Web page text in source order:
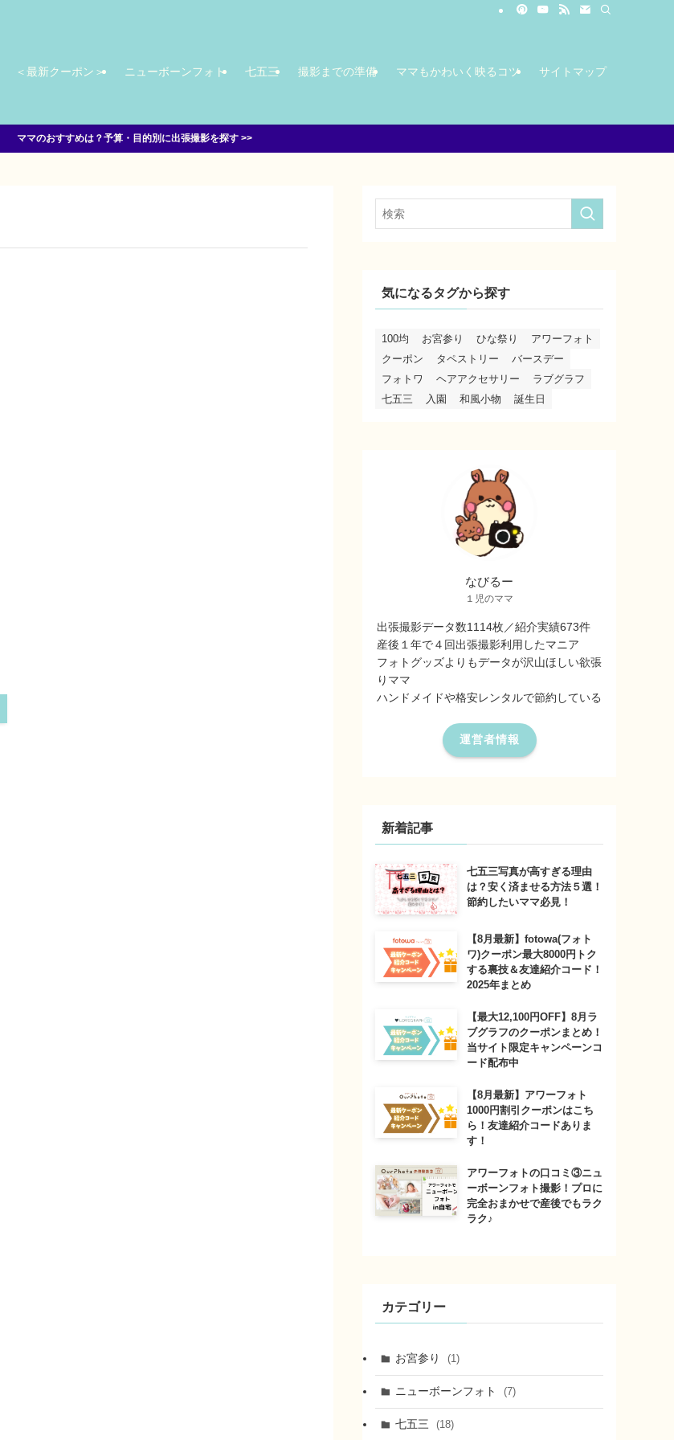
＜最新クーポン＞ ニューボーンフォト 七五三 撮影までの準備 ママもかわいく映るコツ サイトマップ
ママのおすすめは？予算・目的別に出張撮影を探す >>
気になるタグから探す
100均 お宮参り ひな祭り
アワーフォト
クーポン
タペストリー
バースデー
フォトワ
ヘアアクセサリー
ラブグラフ
七五三
入園 和風小物 誕生日
なびるー
１児のママ
出張撮影データ数1114枚／紹介実績673件
産後１年で４回出張撮影利用したマニア
フォトグッズよりもデータが沢山ほしい欲張
りママ
ハンドメイドや格安レンタルで節約している
運営者情報
新着記事
七五三写真が高すぎる理由
は？安く済ませる方法５選！
節約したいママ必見！
【8月最新】fotowa(フォト
ワ)クーポン最大8000円トク
する裏技＆友達紹介コード！
2025年まとめ
【最大12,100円OFF】8月ラ
ブグラフのクーポンまとめ！
当サイト限定キャンペーンコ
ード配布中
【8月最新】アワーフォト
1000円割引クーポンはこち
ら！友達紹介コードありま
す！
アワーフォトの口コミ③ニュ
ーボーンフォト撮影！プロに
完全おまかせで産後でもラク
ラク♪
カテゴリー
お宮参り (1)
ニューボーンフォト (7)
七五三 (18)